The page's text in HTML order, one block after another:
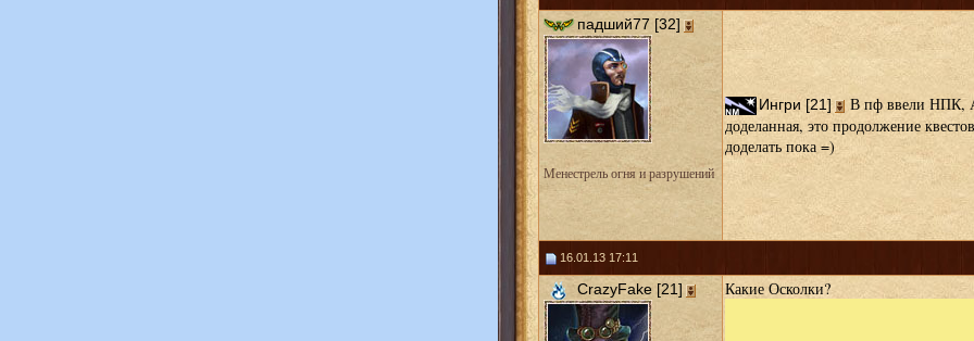
падший77 [32]
Менестрель огня и разрушений
Ингри [21]
В пф ввели НПК, А
доделанная, это продолжение
доделать пока =)
16.01.13 17:11
CrazyFake [21] Какие Осколки?